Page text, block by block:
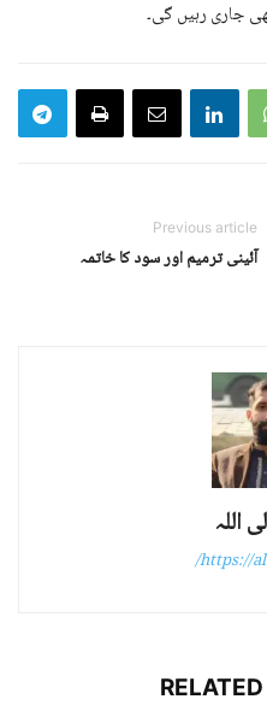
جاری رہیں گی۔
Previous article
آئینی ترمیم اور سود کا خاتمہ
اللہ
https://